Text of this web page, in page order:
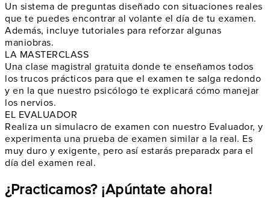
Un sistema de preguntas diseñado con situaciones reales
que te puedes encontrar al volante el día de tu examen.
Además, incluye tutoriales para reforzar algunas
maniobras.
LA MASTERCLASS
Una clase magistral gratuita donde te enseñamos todos
los trucos prácticos para que el examen te salga redondo
y en la que nuestro psicólogo te explicará cómo manejar
los nervios.
EL EVALUADOR
Realiza un simulacro de examen con nuestro Evaluador, y
experimenta una prueba de examen similar a la real. Es
muy duro y exigente, pero así estarás preparadx para el
día del examen real.
¿Practicamos? ¡Apúntate ahora!